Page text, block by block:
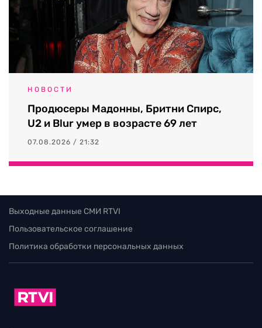
НОВОСТИ
Продюсеры Мадонны, Бритни Спирс,
U2 и Blur умер в возрасте 69 лет
07.08.2026 / 21:32
Выходные данные СМИ RTVI
Пользовательское соглашение
Политика обработки персональных данных